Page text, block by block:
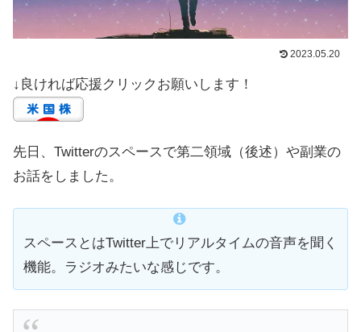
2023.05.20
↓良ければ応援クリックお願いします！
先日、Twitterのスペースで第二領域（後述）や副業の
お話をしました。
スペースとはTwitter上でリアルタイムの音声を聞く
機能。ラジオみたいな感じです。